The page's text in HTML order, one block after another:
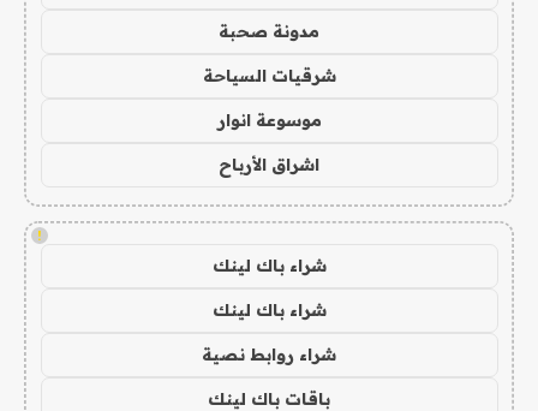
مدونة صحبة
شرقيات السياحة
موسوعة انوار
اشراق الأرباح
!
شراء باك لينك
شراء باك لينك
شراء روابط نصية
باقات باك لينك